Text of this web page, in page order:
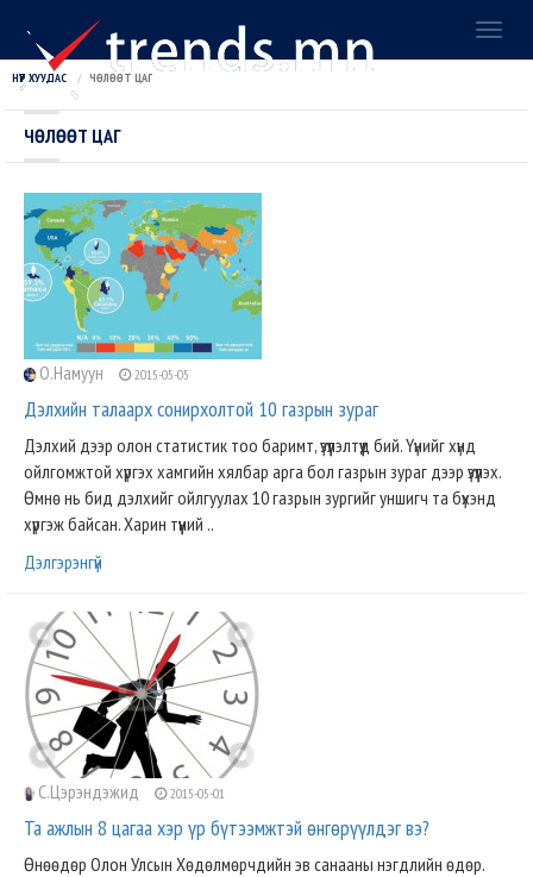
НҮҮР ХУУДАС ЧӨЛӨӨТ ЦАГ
ЧӨЛӨӨТ ЦАГ
О.Намуун 2015-05-05
Дэлхийн талаарх сонирхолтой 10 газрын зураг
Дэлхий дээр олон статистик тоо баримт, үзүүлэлтүүд бий. Үүнийг хүнд
ойлгомжтой хүргэх хамгийн хялбар арга бол газрын зураг дээр үзүүлэх.
Өмнө нь бид дэлхийг ойлгуулах 10 газрын зургийг уншигч та бүхэнд
хүргэж байсан. Харин түүний ..
Дэлгэрэнгүй
С.Цэрэндэжид 2015-05-01
Та ажлын 8 цагаа хэр үр бүтээмжтэй өнгөрүүлдэг вэ?
Өнөөдөр Олон Улсын Хөдөлмөрчдийн эв санааны нэгдлийн өдөр.